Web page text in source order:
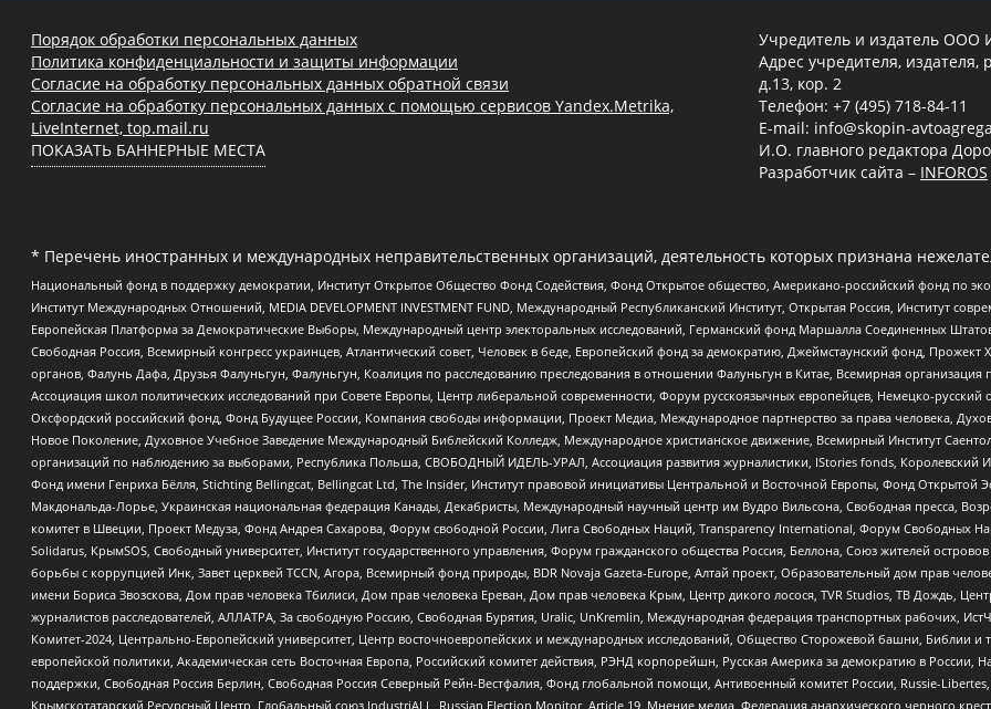
Порядок обработки персональных данных
Политика конфиденциальности и защиты информации
Согласие на обработку персональных данных обратной связи
Согласие на обработку персональных данных с помощью сервисов Yandex.Metrika,
LiveInternet, top.mail.ru
ПОКАЗАТЬ БАННЕРНЫЕ МЕСТА
Учредитель и издатель ООО
Адрес учредителя, издателя,
д.13, кор. 2
Телефон: +7 (495) 718-84-11
E-mail: info@skopin-
И.О. главного редактора
Разработчик сайта – INFOROS
* Перечень иностранных и международных неправительственных организаций, деятельность которых признана
Национальный фонд в поддержку демократии, Институт Открытое Общество Фонд Содействия, Фонд Открытое общество, Американо-российский фонд по
Институт Международных Отношений, MEDIA DEVELOPMENT INVESTMENT FUND, Международный Республиканский Институт, Открытая Россия, Институт
Европейская Платформа за Демократические Выборы, Международный центр электоральных исследований, Германский фонд Маршалла Соединенных
Свободная Россия, Всемирный конгресс украинцев, Атлантический совет, Человек в беде, Европейский фонд за демократию, Джеймстаунский фонд,
органов, Фалунь Дафа, Друзья Фалуньгун, Фалуньгун, Коалиция по расследованию преследования в отношении Фалуньгун в Китае, Всемирная
Ассоциация школ политических исследований при Совете Европы, Центр либеральной современности, Форум русскоязычных европейцев, Немецко-
Оксфордский российский фонд, Фонд Будущее России, Компания свободы информации, Проект Медиа, Международное партнерство за права человека,
Новое Поколение, Духовное Учебное Заведение Международный Библейский Колледж, Международное христианское движение, Всемирный Институт
организаций по наблюдению за выборами, Республика Польша, СВОБОДНЫЙ ИДЕЛЬ-УРАЛ, Ассоциация развития журналистики, IStories fonds,
Фонд имени Генриха Бёлля, Stichting Bellingcat, Bellingcat Ltd, The Insider, Институт правовой инициативы Центральной и Восточной Европы, Фонд Открытой
Макдональда-Лорье, Украинская национальная федерация Канады, Декабристы, Международный научный центр им Вудро Вильсона, Свободная пресса,
комитет в Швеции, Проект Медуза, Фонд Андрея Сахарова, Форум свободной России, Лига Свободных Наций, Transparеncy International, Форум Свободных
Solidarus, КрымSOS, Свободный университет, Институт государственного управления, Форум гражданского общества Россия, Беллона, Союз жителей
борьбы с коррупцией Инк, Завет церквей TCCN, Агора, Всемирный фонд природы, BDR Novaja Gazeta-Europe, Алтай проект, Образовательный дом прав
имени Бориса Звозскова, Дом прав человека Тбилиси, Дом прав человека Ереван, Дом прав человека Крым, Центр дикого лосося, TVR Studios, ТВ Дождь,
журналистов расследователей, АЛЛАТРА, За свободную Россию, Свободная Бурятия, Uralic, UnKremlin, Международная федерация транспортных рабочих,
Комитет-2024, Центрально-Европейский университет, Центр восточноевропейских и международных исследований, Общество Сторожевой башни, Библии и
европейской политики, Академическая сеть Восточная Европа, Российский комитет действия, РЭНД корпорейшн, Русская Америка за демократию в России,
поддержки, Свободная Россия Берлин, Свободная Россия Северный Рейн-Вестфалия, Фонд глобальной помощи, Антивоенный комитет России, Russie-
Крымскотатарский Ресурсный Центр, Глобальный союз IndustriALL, Russian Election Monitor, Article 19, Мнение медиа, Федерация анархического черного